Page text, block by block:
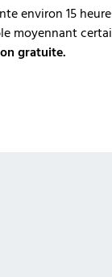
environ 15
moyennant
gratuite.